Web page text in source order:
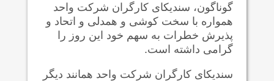
گوناگون، سندیکای کارگران شرکت واحد
همواره با سخت کوشی و همدلی و اتحاد و
پذیرش خطرات به سهم خود این روز را
گرامی داشته است.
سندیکای کارگران شرکت واحد همانند دیگر